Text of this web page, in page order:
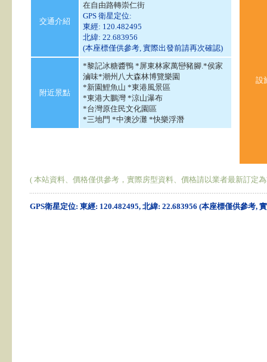
交通介紹
在自由路轉崇仁街
GPS 衛星定位:
東經: 120.482495
北緯: 22.683956
(本座標僅供參考, 實際出發前請再次確認)
附近景點
*黎記冰糖醬鴨 *屏東林家萬巒豬腳.*侯家
滷味*潮州八大森林博覽樂園
*新園鯉魚山 *東港風景區
*東港大鵬灣 *涼山瀑布
*台灣原住民文化園區
*三地門 *中澳沙灘 *快樂浮潛
設
( 本站資料、價格僅供參考，實際房型資料、價格請以業者最新訂定
GPS衛星定位: 東經: 120.482495, 北緯: 22.683956 (本座標僅供參考,